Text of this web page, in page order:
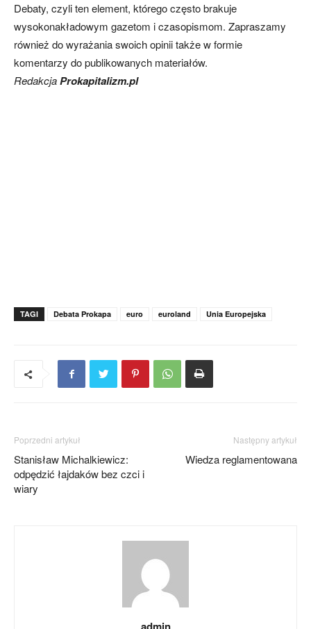
Debaty, czyli ten element, którego często brakuje
wysokonakładowym gazetom i czasopismom. Zapraszamy
również do wyrażania swoich opinii także w formie
komentarzy do publikowanych materiałów.
RedakcjaProkapitalizm.pl
TAGI Debata Prokapa euro euroland Unia Europejska
Poprzedni artykuł
Stanisław Michalkiewicz:
odpędzić łajdaków bez czci i
wiary
Następny artykuł
Wiedza reglamentowana